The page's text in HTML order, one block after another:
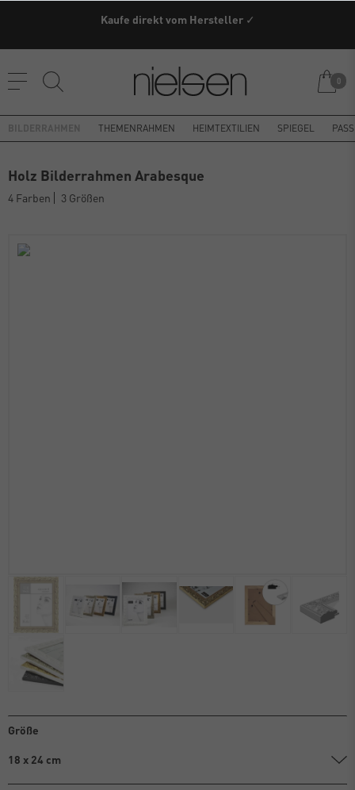
Kaufe direkt vom Hersteller ✓
0
THEMENRAHMEN HEIMTEXTILIEN SPIEGEL
Holz Bilderrahmen Arabesque
4 Farben 3 Größen
Größe
18 x 24 cm